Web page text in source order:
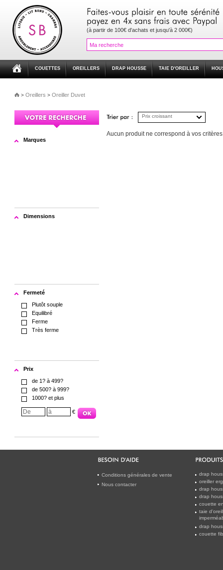
(à partir de 100€ d'achats et jusqu'à 2 000€)
COUETTES OREILLERS DRAP HOUSSE TAIE D'OREILLER
> Oreillers > Oreiller Duvet
Marques
Dimensions
Fermeté
Plutôt souple
Equilibré
Ferme
Très ferme
Prix
de 1? à 499?
de 500? à 999?
1000? et plus
€
Prix croissant
Aucun produit ne correspond à vos
Conditions générales de vente
Nous contacter
drap
oreiller
drap
drap
couette
taie
drap
couette